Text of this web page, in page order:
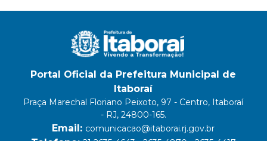
Portal Oficial da Prefeitura Municipal de
Itaboraí
Praça Marechal Floriano Peixoto, 97 - Centro, Itaboraí
- RJ, 24800-165.
Email: comunicacao@itaborai.rj.gov.br